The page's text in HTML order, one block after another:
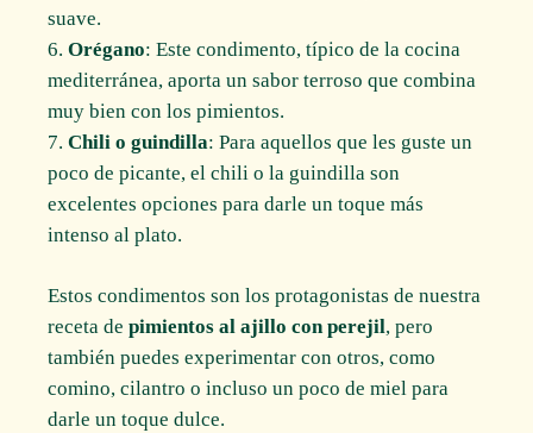
suave.
Orégano: Este condimento, típico de la cocina
mediterránea, aporta un sabor terroso que combina
muy bien con los pimientos.
Chili o guindilla: Para aquellos que les guste un
poco de picante, el chili o la guindilla son
excelentes opciones para darle un toque más
intenso al plato.
Estos condimentos son los protagonistas de nuestra
receta depimientos al ajillo con perejil, pero
también puedes experimentar con otros, como
comino, cilantro o incluso un poco de miel para
darle un toque dulce.